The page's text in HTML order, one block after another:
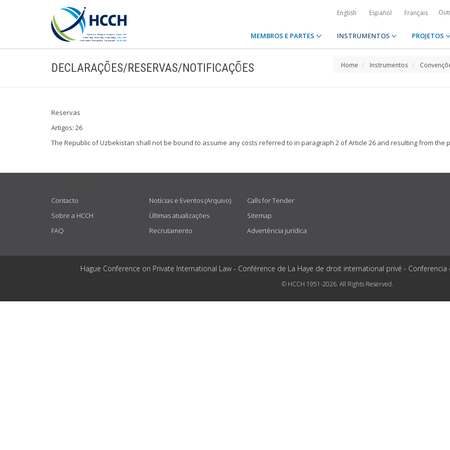
English Español Français
MEMBROS E PARTES INSTRUMENTOS PROJETOS
DECLARAÇÕES/RESERVAS/NOTIFICAÇÕES Home Instrumentos
Reservas
Artigos: 26
The Republic of Uzbekistan shall not be bound to assume any costs referred to in paragraph 2 of Article 26 and resulting from
Contacto
Sobre a HCCH
FAQ
Notícias e Eventos (Arquivo)
Últimas atualizações
Recrutamento
Calls for Tender
Sitemap
Advertência jurídica
Hague Conference on Private International Law - Conférence de La Haye de droit international privé -
© HCCH 1951-2026. All Rights Reserved.